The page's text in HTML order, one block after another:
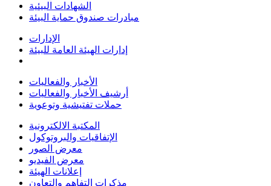
الشهادات البيئية
مبادرات صندوق حماية البيئة
الإدارات
إدارات الهيئة العامة للبيئة
الأخبار والفعاليات
أرشيف الأخبار والفعاليات
حملات تفتيشية وتوعوية
المكتبة الالكترونية
الإتفاقيات والبروتوكول
معرض الصور
معرض الفيديو
إعلانات الهيئة
مذكرات التفاهم والتعاون